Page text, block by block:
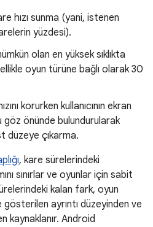
hızı sunma (yani, istenen
yüzdesi).
olan en yüksek sıklıkta
oyun türüne bağlı olarak 30
korurken kullanıcının ekran
önünde bulundurularak
düzeye çıkarma.
, kare sürelerindeki
sınırlar ve oyunlar için sabit
kalan fark, oyun
gösterilen ayrıntı düzeyinden ve
kaynaklanır. Android